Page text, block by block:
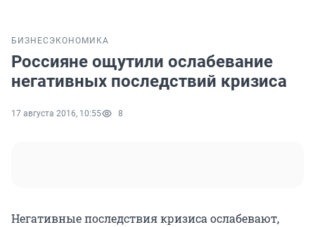
БИЗНЕС ЭКОНОМИКА
Россияне ощутили ослабевание
негативных последствий кризиса
17 августа 2016, 10:55 8
Негативные последствия кризиса ослабевают,